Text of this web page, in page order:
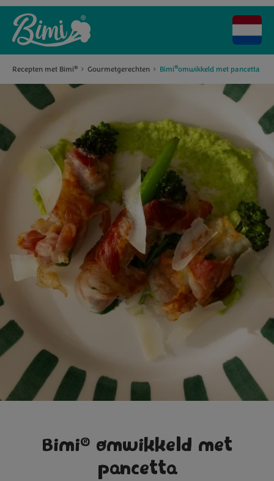
Recepten met Bimi® Gourmetgerechten Bimi®omwikkeld met pancetta
Bimi®omwikkeld met
pancetta